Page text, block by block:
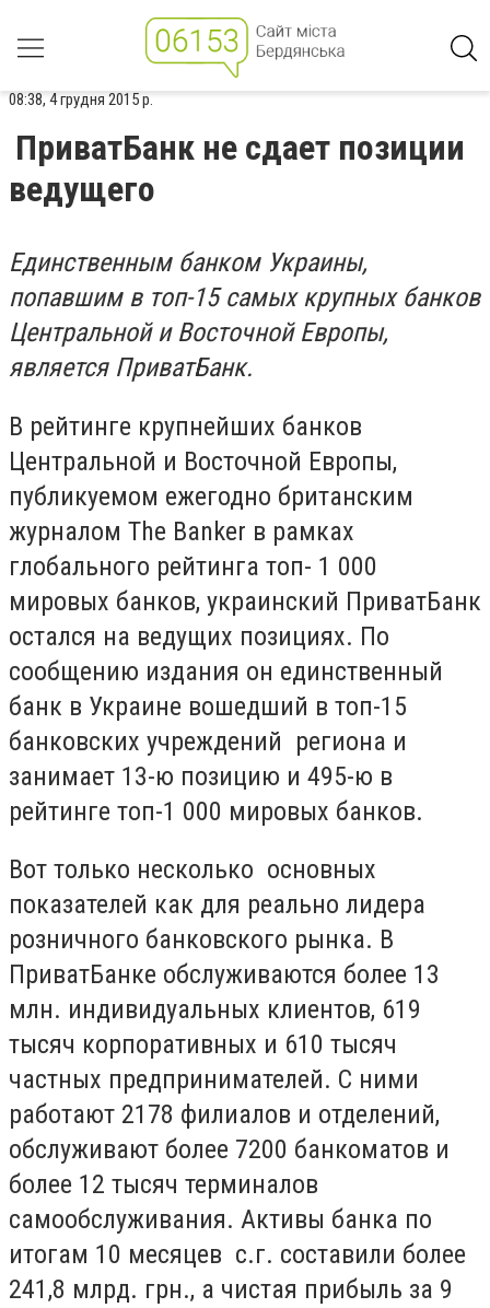
08:38, 4 грудня 2015 р.
ПриватБанк не сдает позиции
ведущего
Единственным банком Украины,
попавшим в топ-15 самых крупных банков
Центральной и Восточной Европы,
является ПриватБанк.
В рейтинге крупнейших банков
Центральной и Восточной Европы,
публикуемом ежегодно британским
журналом The Banker в рамках
глобального рейтинга топ- 1 000
мировых банков, украинский ПриватБанк
остался на ведущих позициях. По
сообщению издания он единственный
банк в Украине вошедший в топ-15
банковских учреждений региона и
занимает 13-ю позицию и 495-ю в
рейтинге топ-1 000 мировых банков.
Вот только несколько основных
показателей как для реально лидера
розничного банковского рынка. В
ПриватБанке обслуживаются более 13
млн. индивидуальных клиентов, 619
тысяч корпоративных и 610 тысяч
частных предпринимателей. С ними
работают 2178 филиалов и отделений,
обслуживают более 7200 банкоматов и
более 12 тысяч терминалов
самообслуживания. Активы банка по
итогам 10 месяцев с.г. составили более
241,8 млрд. грн., а чистая прибыль за 9